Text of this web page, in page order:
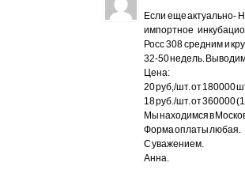
Если еще актуально-
импортное
Росс 308 средним и
32-50 недель.
Цена:
20 руб,/шт. от 180000
18 руб./шт. от 360000
Мы находимся в
Форма оплаты любая.
С уважением.
Анна.